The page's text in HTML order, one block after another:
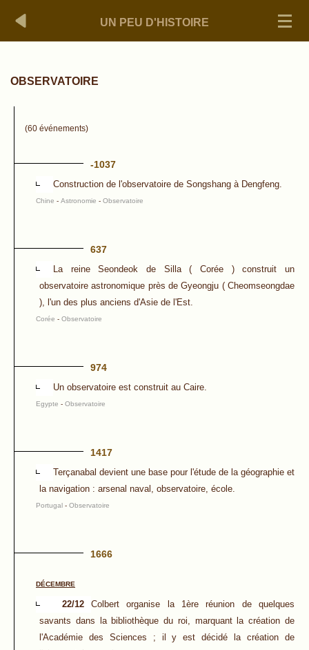
UN PEU D'HISTOIRE
OBSERVATOIRE
(60 événements)
-1037
Construction de l'observatoire de Songshang à Dengfeng.
Chine - Astronomie - Observatoire
637
La reine Seondeok de Silla ( Corée ) construit un
observatoire astronomique près de Gyeongju ( Cheomseongdae
), l'un des plus anciens d'Asie de l'Est.
Corée - Observatoire
974
Un observatoire est construit au Caire.
Egypte - Observatoire
1417
Terçanabal devient une base pour l'étude de la géographie et
la navigation : arsenal naval, observatoire, école.
Portugal - Observatoire
1666
DÉCEMBRE
22/12
Colbert organise la 1ère réunion de quelques
savants dans la bibliothèque du roi, marquant la création de
l'Académie des Sciences ; il y est décidé la création de